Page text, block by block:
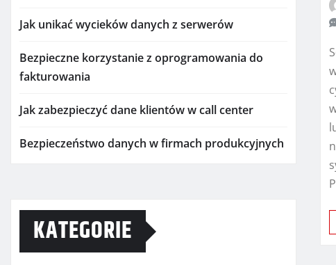
Jak unikać wycieków danych z serwerów
Bezpieczne korzystanie z oprogramowania do
fakturowania
Jak zabezpieczyć dane klientów w call center
Bezpieczeństwo danych w firmach produkcyjnych
KATEGORIE